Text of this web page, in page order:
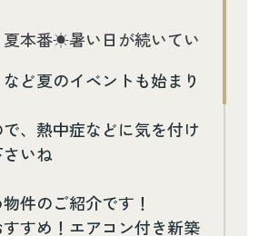
夏本番☀暑い日が続いてい
ど夏のイベントも始まり
、熱中症などに気を付け
いね
件のご紹介です！
すめ！エアコン付き新築